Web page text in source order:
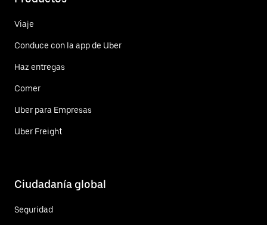
Viaje
Conduce con la app de Uber
Haz entregas
Comer
Uber para Empresas
Uber Freight
Ciudadanía global
Seguridad